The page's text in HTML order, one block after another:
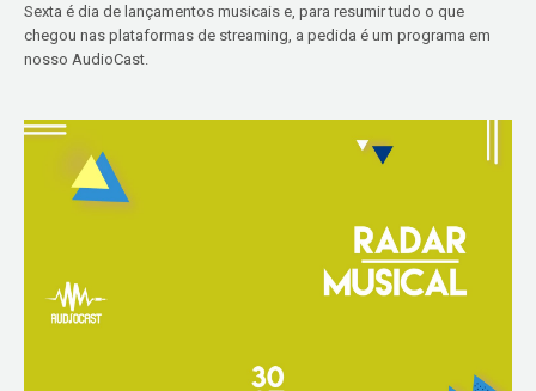
Sexta é dia de lançamentos musicais e, para resumir tudo o que
chegou nas plataformas de streaming, a pedida é um programa em
nosso AudioCast.